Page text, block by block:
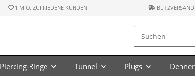
1 MIO. ZUFRIEDENE KUNDEN BLITZVERSAND
Piercing-Ringe Tunnel Plugs Dehner